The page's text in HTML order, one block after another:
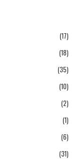
(17)
(18)
(35)
(10)
(2)
(1)
(6)
(31)